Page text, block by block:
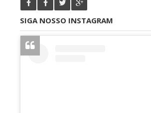
SIGA NOSSO INSTAGRAM